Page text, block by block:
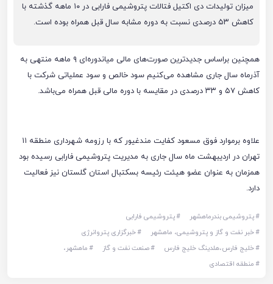
میزان تولیدات دی اکتیل فتالات پتروشیمی فارابی در ۱۰ ماهه گذشته با
کاهش ۵۳ درصدی نسبت به دوره مشابه سال قبل همراه بوده است.
همچنین براساس جدیدترین صورت‌های مالی میاندوره‌ای ۹ ماهه منتهی به
آذرماه سال جاری مشاهده می‌کنیم سود خالص و سود عملیاتی شرکت با
کاهش ۵۷ و ۳۳ درصدی در مقایسه با دوره مالی قبل همراه می‌باشد.
علاوه برموارد فوق مسعود کفایت مندغیور که با رزومه شهرداری منطقه ۱۱
تهران در اردیبهشت ماه سال جاری به مدیریت پتروشیمی فارابی رسیده بود
همزمان به عنوان عضو هیئت رئیسه بسکتبال استان گلستان نیز فعالیت
دارد.
#پتروشیمی بندرماهشهر #پتروشیمی فارابی
#خبر نفت و گاز و پتروشیمی، ماهشهر #خبرگزاری پتروانرژی
#خلیج فارس،هلدینگ خلیج فارس #صنعت نفت و گاز #ماهشهر،
#منطقه اقتصادی